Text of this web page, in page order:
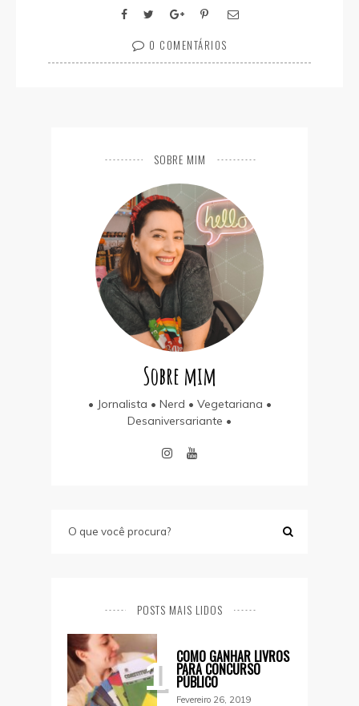
0 COMENTÁRIOS
SOBRE MIM
Sobre mim
• Jornalista • Nerd • Vegetariana •
Desaniversariante •
POSTS MAIS LIDOS
1 COMO GANHAR LIVROS
PARA CONCURSO
PÚBLICO
Fevereiro 26, 2019